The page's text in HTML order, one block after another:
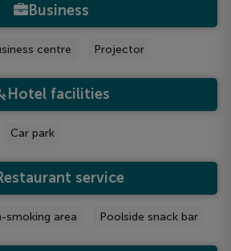
Business
centre Projector
Hotel facilities
Car park
service
smoking area Poolside snack bar